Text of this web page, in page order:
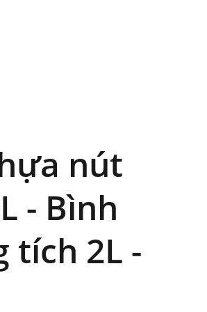
nút
- Bình
tích 2L -